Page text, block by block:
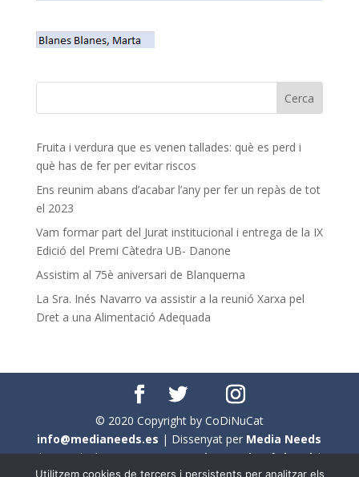
Fruita i verdura que es venen tallades: què es perd i
què has de fer per evitar riscos
Ens reunim abans d’acabar l’any per fer un repàs de tot
el 2023
Vam formar part del Jurat institucional i entrega de la IX
Edició del Premi Càtedra UB- Danone
Assistim al 75è aniversari de Blanquerna
La Sra. Inés Navarro va assistir a la reunió Xarxa pel
Dret a una Alimentació Adequada
© 2020 Copyright by CoDiNuCat
info@medianeeds.es | Dissenyat per Media Needs
| Tots els drets reservats aCoDiNuCat |Avís legal|
Utilitzem cookies de tercers i persistents per analitzar els